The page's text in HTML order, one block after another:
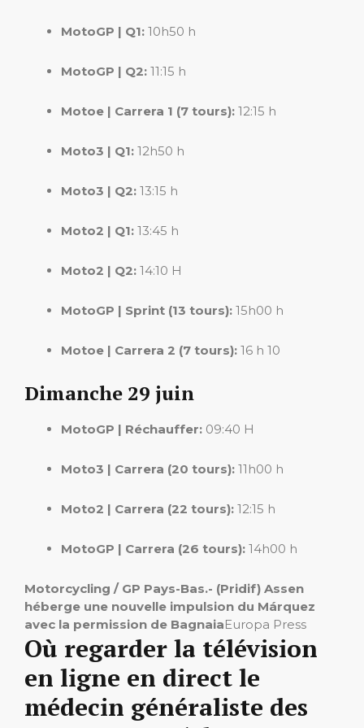
MotoGP | Q1: 10h50 h
MotoGP | Q2: 11:15 h
Motoe | Carrera 1 (7 tours): 12:15 h
Moto3 | Q1: 12h50 h
Moto3 | Q2: 13:15 h
Moto2 | Q1: 13:45 h
Moto2 | Q2: 14:10 H
MotoGP | Sprint (13 tours): 15h00 h
Motoe | Carrera 2 (7 tours): 16 h 10
Dimanche 29 juin
MotoGP | Réchauffer: 09:40 H
Moto3 | Carrera (20 tours): 11h00 h
Moto2 | Carrera (22 tours): 12:15 h
MotoGP | Carrera (26 tours): 14h00 h
Motorcycling / GP Pays-Bas.- (Pridif) Assen
héberge une nouvelle impulsion du Márquez
avec la permission de BagnaiaEuropa Press
Où regarder la télévision
en ligne en direct le
médecin généraliste des